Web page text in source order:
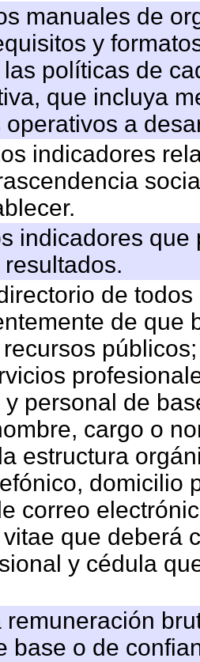
manuales de
y
políticas de
que incluya
operativos a
indicadores
indicadores
de
de que
personal de
cargo o
estructura
domicilio
correo
que deberá
y cédula
remuneración
base o de